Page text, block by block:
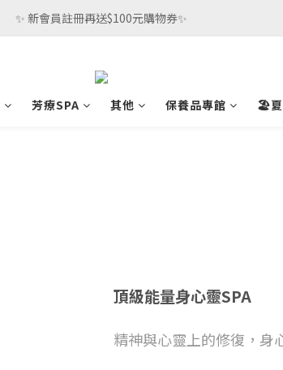
✨ 新會員註冊再送$100元購物券✨
芳療SPA 其他 保養品專館 🏖️夏
頂級能量身心靈SPA
精神與心靈上的修復，身